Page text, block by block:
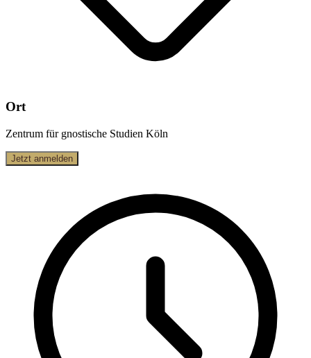
Ort
Zentrum für gnostische Studien Köln
Jetzt anmelden